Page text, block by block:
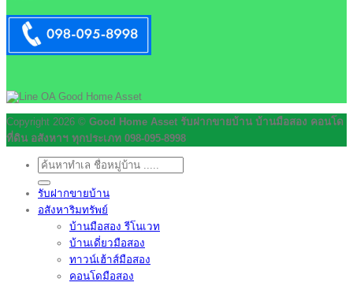
Copyright 2026 © Good Home Asset รับฝากขายบ้าน บ้านมือสอง คอนโด
ที่ดิน อสังหาฯ ทุกประเภท 098-095-8998
ค้นหา:
รับฝากขายบ้าน
อสังหาริมทรัพย์
บ้านมือสอง รีโนเวท
บ้านเดี่ยวมือสอง
ทาวน์เฮ้าส์มือสอง
คอนโดมือสอง